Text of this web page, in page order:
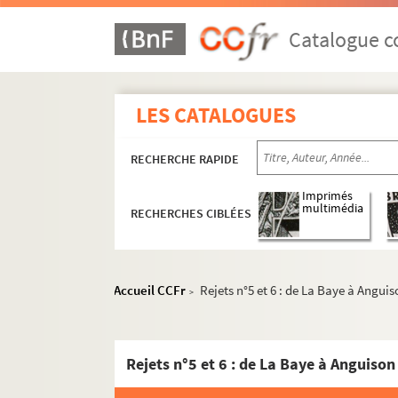
Catalogue
LES CATALOGUES
RECHERCHE RAPIDE
RECHERCHES CIBLÉES
Imprimés
multimédia
Accueil CCFr > Rejets n°5 et 6 : de La Baye à
Rejets n°5 et 6 : de La Baye à Anguison
Ms 20. Boîte 20 : Exercices de 1827 à 1829
Ms 21. Boîte 21 : Exercices de 1829 à 1830
Ms 22. Boîte 22 : Exercices de 1830 à 1833
Ms 23. Boîte 23 : Exercices de 1835 à 1839
Ms 24. Boîte 24 : Exercices de 1839 à 1845
Ms 25. Boîte 25 : Exercices de 1845 à 1846
Ms 26. Boîte 26 : Exercices de 1846 à 1849
Ms 27. Boîte 27 : Exercices de 1849 à 1850
Ms 28. Boîte 28 : Exercices de 1850 à 1852
Ms 32. Boîte 32 : Exercices de 1859 à 1860
Ms 33. Boîte 33 : Exercices de 1860 à 1861